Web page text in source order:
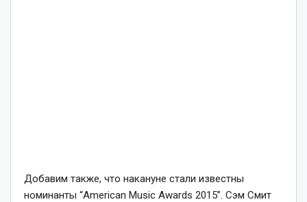
Добавим также, что накануне стали известны
номинанты “American Music Awards 2015”. Сэм Смит